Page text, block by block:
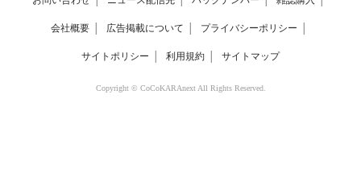
会社概要 広告掲載について プライバシーポリシー
サイトポリシー 利用規約 サイトマップ
Copyright © CoCoKARAnext All Rights Reserved.